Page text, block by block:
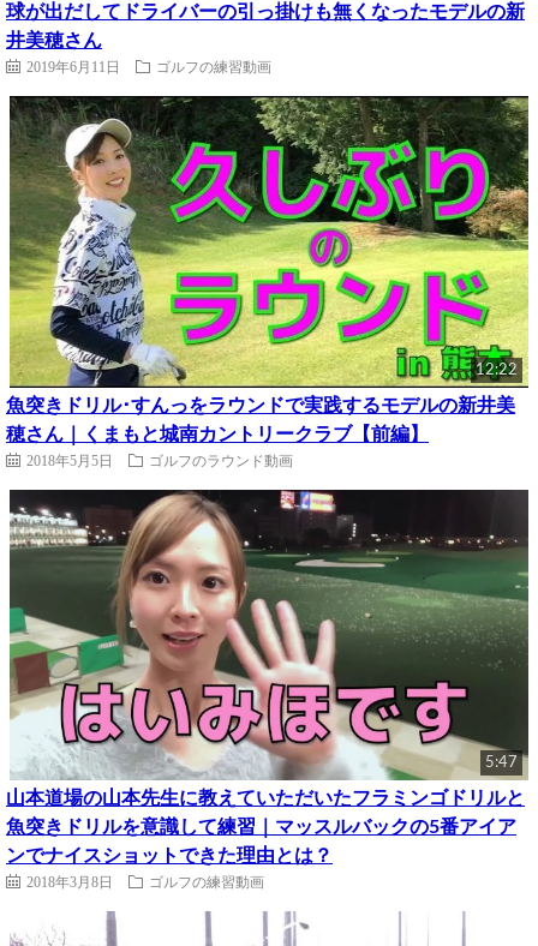
球が出だしてドライバーの引っ掛けも無くなったモデルの新
井美穂さん
2019年6月11日 ゴルフの練習動画
12:22
魚突きドリル･すんっをラウンドで実践するモデルの新井美
穂さん｜くまもと城南カントリークラブ【前編】
2018年5月5日 ゴルフのラウンド動画
5:47
山本道場の山本先生に教えていただいたフラミンゴドリルと
魚突きドリルを意識して練習｜マッスルバックの5番アイア
ンでナイスショットできた理由とは？
2018年3月8日 ゴルフの練習動画